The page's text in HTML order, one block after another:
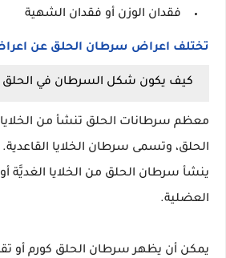
فقدان الوزن أو فقدان الشهية
تختلف اعراض سرطان الحلق عن
كيف يكون شكل السرطان في الحلق
معظم سرطانات الحلق تنشأ من
الحلق، وتسمى سرطان الخلايا
ينشأ سرطان الحلق من الخلايا الغديَّة أو
العضلية.
يمكن أن يظهر سرطان الحلق كورم أو